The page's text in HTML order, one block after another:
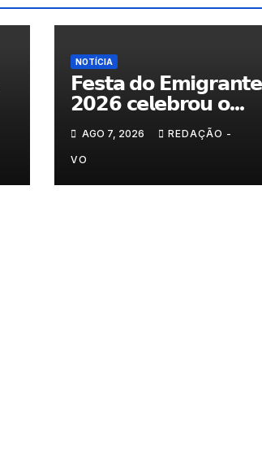
NOTÍCIA
𝗙𝗲𝘀𝘁𝗮 𝗱𝗼 𝗘𝗺𝗶𝗴𝗿𝗮𝗻𝘁𝗲
𝟮𝟬𝟮𝟲 𝗰𝗲𝗹𝗲𝗯𝗿𝗼𝘂 𝗼
𝗿𝗲𝗲𝗻𝗰𝗼𝗻𝘁𝗿𝗼 𝗲 𝗼𝘀
𝗹𝗮𝗰̧𝗼𝘀 𝗾𝘂𝗲 𝘂𝗻𝗲𝗺
𝗠𝘂𝗿𝗰̧𝗮
AGO 7, 2026 REDAÇÃO -
VO